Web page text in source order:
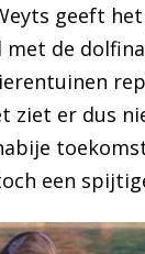
geeft
met de
ziet er dus
een